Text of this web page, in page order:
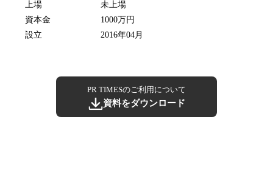
上場
未上場
資本金
1000万円
設立
2016年04月
PR TIMESのご利用について
資料をダウンロード